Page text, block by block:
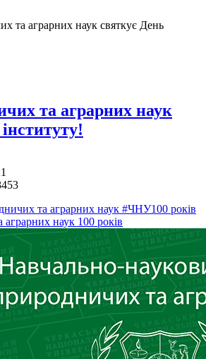
та аграрних наук святкує День
та аграрних наук
та аграрних наук #ЧНУ100 років
наук 100 років